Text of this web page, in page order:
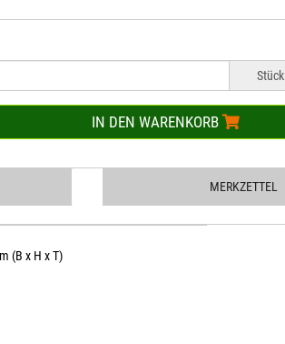
Stück
IN DEN WARENKORB
MERKZETTEL
(B x H x T)